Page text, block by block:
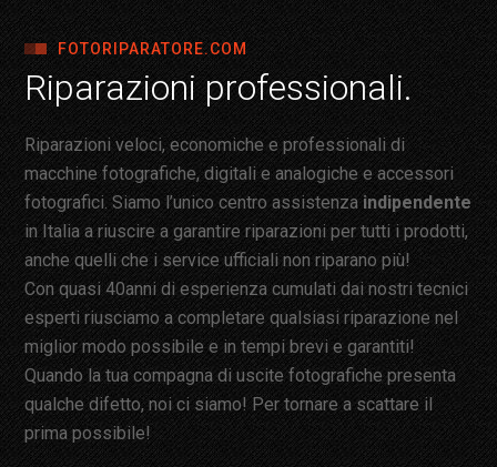
FOTORIPARATORE.COM
Riparazioni professionali.
Riparazioni veloci, economiche e professionali di
macchine fotografiche, digitali e analogiche e accessori
fotografici. Siamo l’unico centro assistenzaindipendente
in Italia a riuscire a garantire riparazioni per tutti i prodotti,
anche quelli che i service ufficiali non riparano più!
Con quasi 40anni di esperienza cumulati dai nostri tecnici
esperti riusciamo a completare qualsiasi riparazione nel
miglior modo possibile e in tempi brevi e garantiti!
Quando la tua compagna di uscite fotografiche presenta
qualche difetto, noi ci siamo! Per tornare a scattare il
prima possibile!